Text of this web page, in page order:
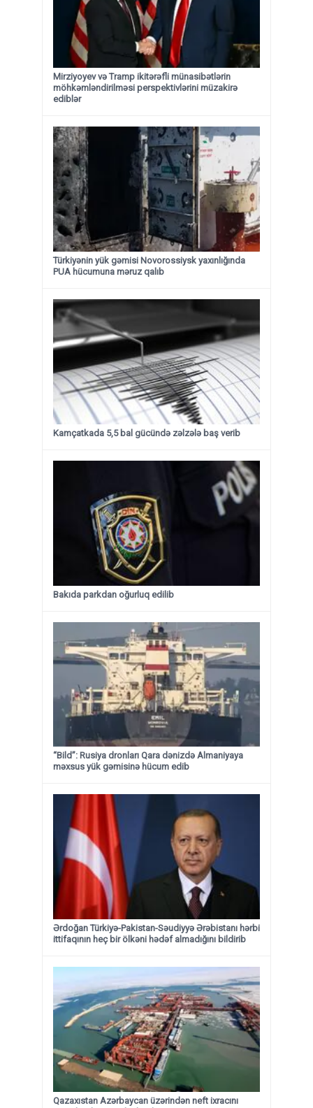
Mirziyoyev və Tramp ikitərəfli münasibətlərin
möhkəmləndirilməsi perspektivlərini müzakirə
ediblər
Türkiyənin yük gəmisi Novorossiysk yaxınlığında
PUA hücumuna məruz qalıb
Kamçatkada 5,5 bal gücündə zəlzələ baş verib
Bakıda parkdan oğurluq edilib
“Bild”: Rusiya dronları Qara dənizdə Almaniyaya
məxsus yük gəmisinə hücum edib
Ərdoğan Türkiyə-Pakistan-Səudiyyə Ərəbistanı hərbi
ittifaqının heç bir ölkəni hədəf almadığını bildirib
Qazaxıstan Azərbaycan üzərindən neft ixracını